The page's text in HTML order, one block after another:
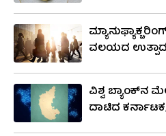
ಇತರರಿಗಿಂತ ಬಹಳ ಮುಂದಿದೆ.
ವಲಯದ
ವಿಶ್ವ ಬ್ಯಾಂಕ್​ನ
ದಾಟಿದ